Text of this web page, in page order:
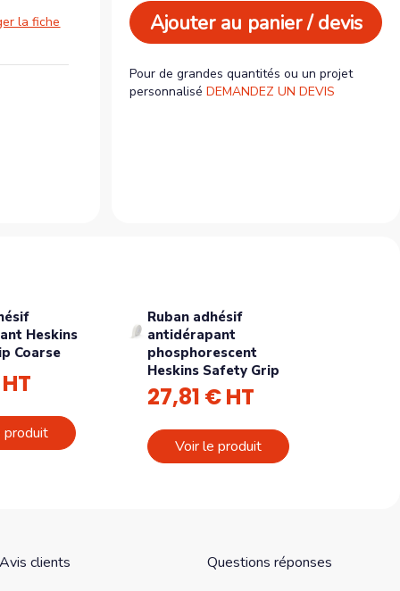
la fiche
Ajouter au panier / devis
Pour de grandes quantités ou un projet
personnaliséDEMANDEZ UN DEVIS
Heskins
Coarse
produit
Ruban adhésif
antidérapant
phosphorescent
Heskins Safety Grip
27,81 € HT
Voir le produit
Avis clients Questions réponses